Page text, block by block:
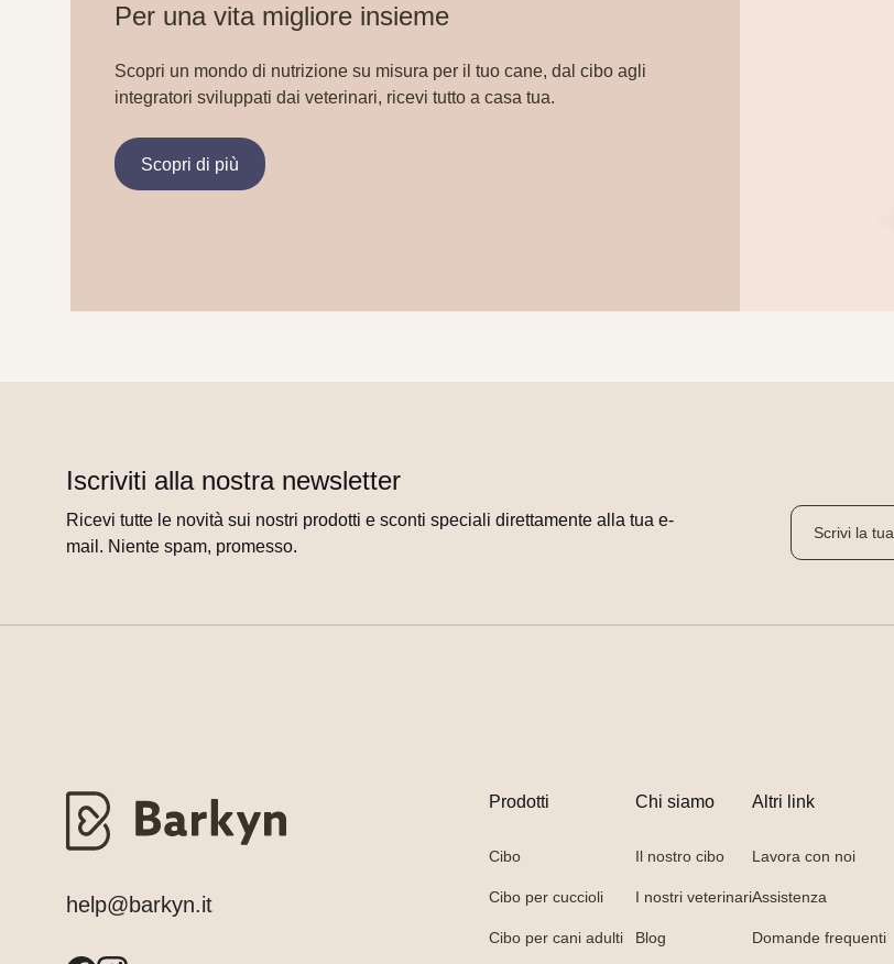
Per una vita migliore insieme
Scopri un mondo di nutrizione su misura per il tuo cane, dal cibo agli
integratori sviluppati dai veterinari, ricevi tutto a casa tua.
Scopri di più
Iscriviti alla nostra newsletter
Ricevi tutte le novità sui nostri prodotti e sconti speciali direttamente alla tua e-
mail. Niente spam, promesso.
help@barkyn.it
Prodotti
Cibo
Cibo per cuccioli
Cibo per cani adulti
Chi siamo
Il nostro cibo
I nostri veterinari
Blog
Altri link
Lavora con noi
Assistenza
Domande frequenti